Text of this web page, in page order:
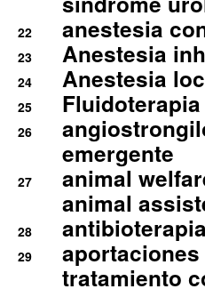
22 anestesia
23 Anestesia
24 Anestesia
25
26
emergente
27
animal
animal
28
29
tratamiento